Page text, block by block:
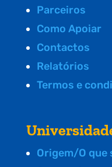
Parceiros
Como Apoiar
Contactos
Relatórios
Termos e
Origem/O que